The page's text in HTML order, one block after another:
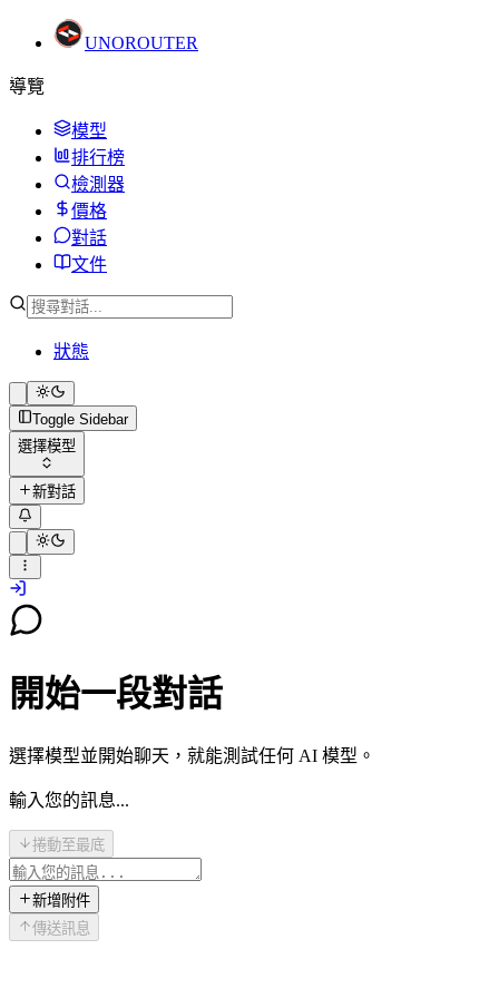
UNOROUTER
導覽
模型
排行榜
檢測器
價格
對話
文件
狀態
Toggle Sidebar
選擇模型
新對話
開始一段對話
選擇模型並開始聊天，就能測試任何 AI 模型。
輸入您的訊息...
捲動至最底
新增附件
傳送訊息